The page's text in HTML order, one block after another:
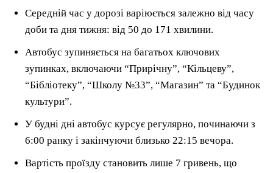
Середній час у дорозі варіюється залежно від часу
доби та дня тижня: від 50 до 171 хвилини.
Автобус зупиняється на багатьох ключових
зупинках, включаючи “Прирічну”, “Кільцеву”,
“Бібліотеку”, “Школу №33”, “Магазин” та “Будинок
культури”.
У будні дні автобус курсує регулярно, починаючи з
6:00 ранку і закінчуючи близько 22:15 вечора.
Вартість проїзду становить лише 7 гривень, що